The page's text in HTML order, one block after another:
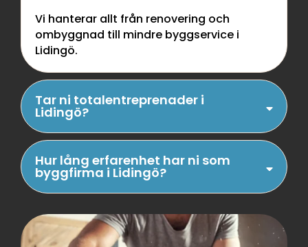
Vi hanterar allt från renovering och
ombyggnad till mindre byggservice i
Lidingö.
Tar ni totalentreprenader i
Lidingö?
Hur lång erfarenhet har ni som
byggfirma i Lidingö?